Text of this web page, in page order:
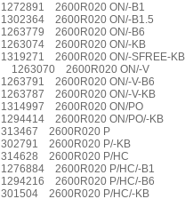
1272891 2600R020 ON/-B1
1302364 2600R020 ON/-B1.5
1263779 2600R020 ON/-B6
1263074 2600R020 ON/-KB
1319271 2600R020 ON/-SFREE-KB
1263070 2600R020 ON/-V
1263791 2600R020 ON/-V-B6
1263787 2600R020 ON/-V-KB
1314997 2600R020 ON/PO
1294414 2600R020 ON/PO/-KB
313467 2600R020 P
302791 2600R020 P/-KB
314628 2600R020 P/HC
1276884 2600R020 P/HC/-B1
1294216 2600R020 P/HC/-B6
301504 2600R020 P/HC/-KB